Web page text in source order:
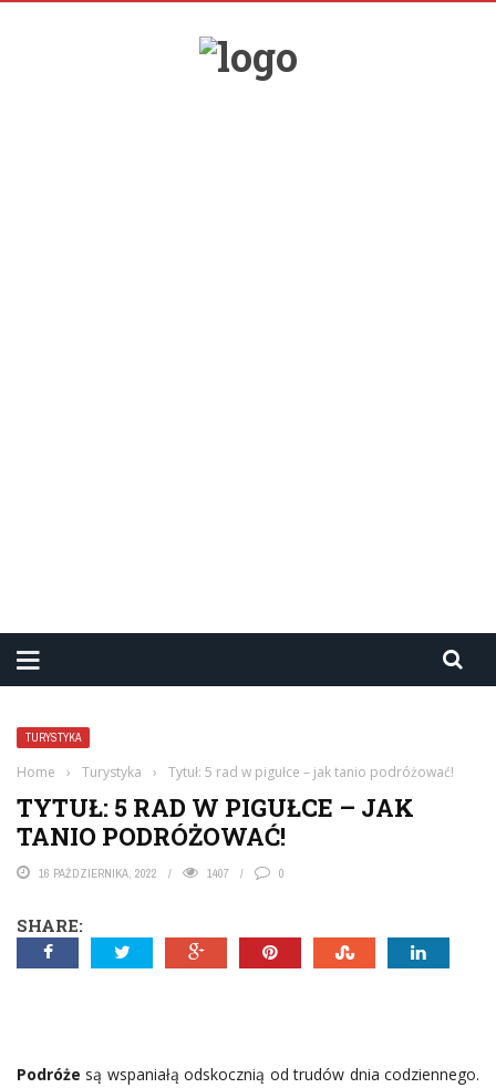
TURYSTYKA
Home › Turystyka › Tytuł: 5 rad w pigułce – jak tanio podróżować!
TYTUŁ: 5 RAD W PIGUŁCE – JAK
TANIO PODRÓŻOWAĆ!
16 PAŹDZIERNIKA, 2022 1407 0
SHARE:
Podróże są wspaniałą odskocznią od trudów dnia codziennego.